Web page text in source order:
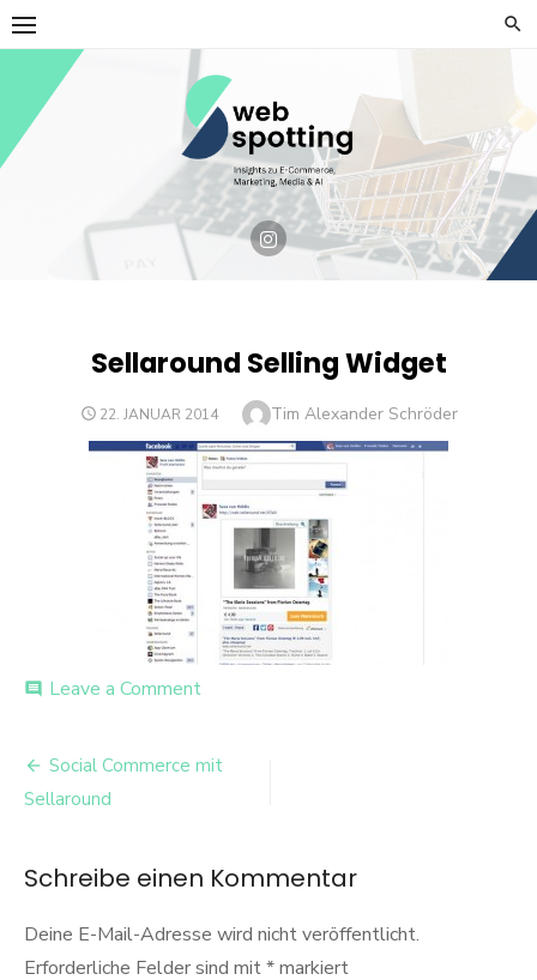
Skip
to
content
Sellaround Selling Widget
POSTED
22. JANUAR 2014 Author
Tim Alexander Schröder
comment Leave a Commenton
Widget
Beitrags-
Navigation
Social Commerce mit
Sellaround
Schreibe einen Kommentar
Deine E-Mail-Adresse wird nicht veröffentlicht.
Erforderliche Felder sind mit*markiert